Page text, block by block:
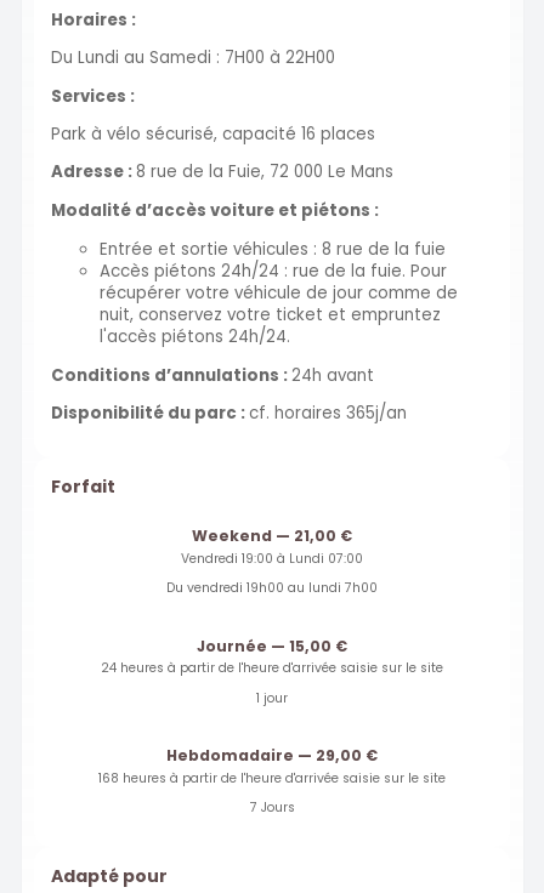
Horaires :
Du Lundi au Samedi : 7H00 à 22H00
Services :
Park à vélo sécurisé, capacité 16 places
Adresse : 8 rue de la Fuie, 72 000 Le Mans
Modalité d’accès voiture et piétons :
Entrée et sortie véhicules : 8 rue de la fuie
Accès piétons 24h/24 : rue de la fuie. Pour
récupérer votre véhicule de jour comme de
nuit, conservez votre ticket et empruntez
l'accès piétons 24h/24.
Conditions d’annulations :24h avant
Disponibilité du parc :cf. horaires 365j/an
Forfait
Weekend — 21,00 €
Vendredi 19:00 à Lundi 07:00
Du vendredi 19h00 au lundi 7h00
Journée — 15,00 €
24 heures à partir de l'heure d'arrivée saisie sur le site
1 jour
Hebdomadaire — 29,00 €
168 heures à partir de l'heure d'arrivée saisie sur le site
7 Jours
Adapté pour